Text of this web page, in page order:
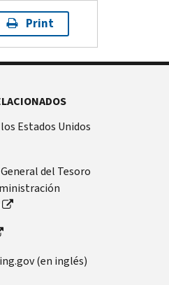
Print
Estados Unidos
del Tesoro
(en inglés)